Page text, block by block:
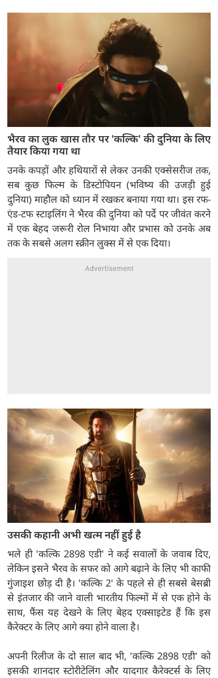
​भैरव का लुक खास तौर पर 'कल्कि' की दुनिया के लिए
तैयार किया गया था
​उनके कपड़ों और हथियारों से लेकर उनकी एक्सेसरीज तक,
सब कुछ फिल्म के डिस्टोपियन (भविष्य की उजड़ी हुई
दुनिया) माहौल को ध्यान में रखकर बनाया गया था। इस रफ-
एंड-टफ स्टाइलिंग ने भैरव की दुनिया को पर्दे पर जीवंत करने
में एक बेहद जरूरी रोल निभाया और प्रभास को उनके अब
तक के सबसे अलग स्क्रीन लुक्स में से एक दिया।
​उसकी कहानी अभी खत्म नहीं हुई है
भले ही 'कल्कि 2898 एडी' ने कई सवालों के जवाब दिए,
लेकिन इसने भैरव के सफर को आगे बढ़ाने के लिए भी काफी
गुंजाइश छोड़ दी है। 'कल्कि 2' के पहले से ही सबसे बेसब्री
से इंतजार की जाने वाली भारतीय फिल्मों में से एक होने के
साथ, फैंस यह देखने के लिए बेहद एक्साइटेड हैं कि इस
कैरेक्टर के लिए आगे क्या होने वाला है।
​अपनी रिलीज के दो साल बाद भी, 'कल्कि 2898 एडी' को
इसकी शानदार स्टोरीटेलिंग और यादगार कैरेक्टर्स के लिए